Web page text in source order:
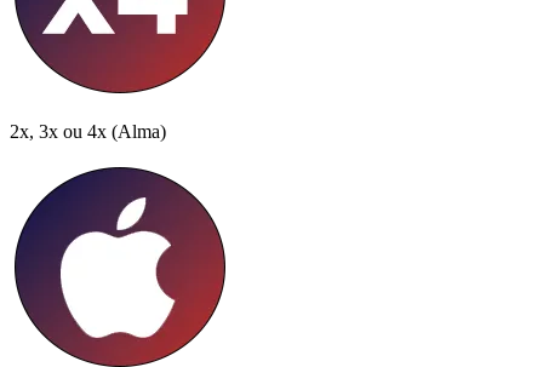
2x, 3x ou 4x (Alma)